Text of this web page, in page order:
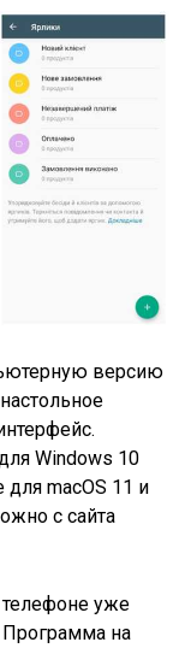
версию
Windows 10
macOS 11 и
с сайта
телефоне уже
Программа на